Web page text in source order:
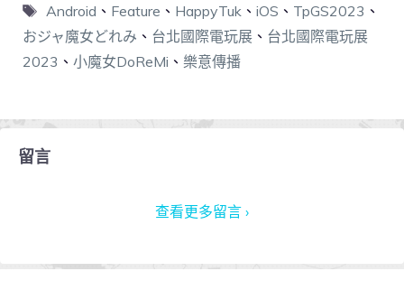
Android 、 Feature 、 HappyTuk 、 iOS 、 TpGS2023 、
おジャ魔女どれみ 、 台北國際電玩展 、 台北國際電玩展
2023 、 小魔女DoReMi 、 樂意傳播
留言
查看更多留言 ›